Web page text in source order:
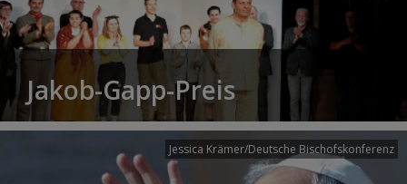
Jakob-Gapp-Preis
Jessica Krämer/Deutsche Bischofskonferenz